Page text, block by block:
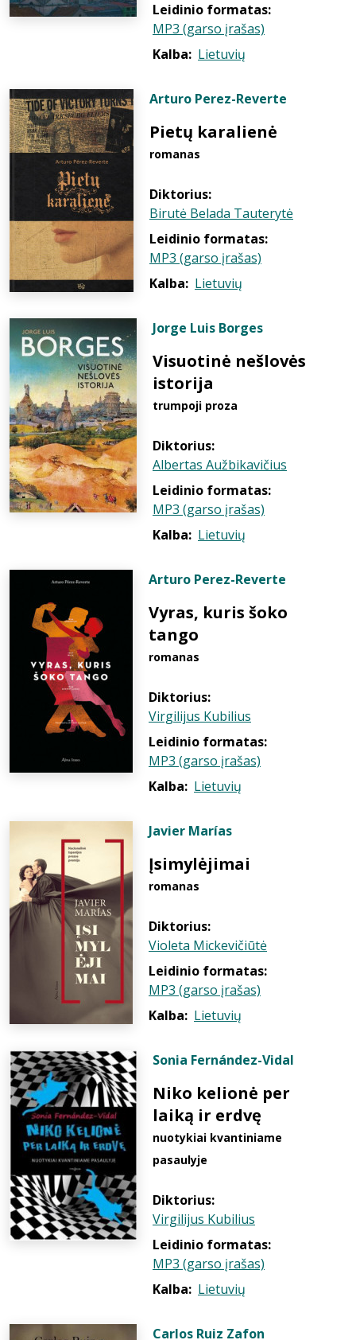
Leidinio formatas:
MP3 (garso įrašas)
Kalba: Lietuvių
Arturo Perez-Reverte
Pietų karalienė
romanas
Diktorius:
Birutė Belada Tauterytė
Leidinio formatas:
MP3 (garso įrašas)
Kalba: Lietuvių
Jorge Luis Borges
Visuotinė nešlovės
istorija
trumpoji proza
Diktorius:
Albertas Aužbikavičius
Leidinio formatas:
MP3 (garso įrašas)
Kalba: Lietuvių
Arturo Perez-Reverte
Vyras, kuris šoko
tango
romanas
Diktorius:
Virgilijus Kubilius
Leidinio formatas:
MP3 (garso įrašas)
Kalba: Lietuvių
Javier Marías
Įsimylėjimai
romanas
Diktorius:
Violeta Mickevičiūtė
Leidinio formatas:
MP3 (garso įrašas)
Kalba: Lietuvių
Sonia Fernández-Vidal
Niko kelionė per
laiką ir erdvę
nuotykiai kvantiniame
pasaulyje
Diktorius:
Virgilijus Kubilius
Leidinio formatas:
MP3 (garso įrašas)
Kalba: Lietuvių
Carlos Ruiz Zafon